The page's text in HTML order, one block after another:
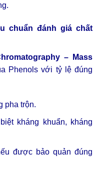
chuẩn đánh giá chất
– Mass
Phenols với tỷ lệ đúng
pha trộn.
kháng khuẩn, kháng
được bảo quản đúng